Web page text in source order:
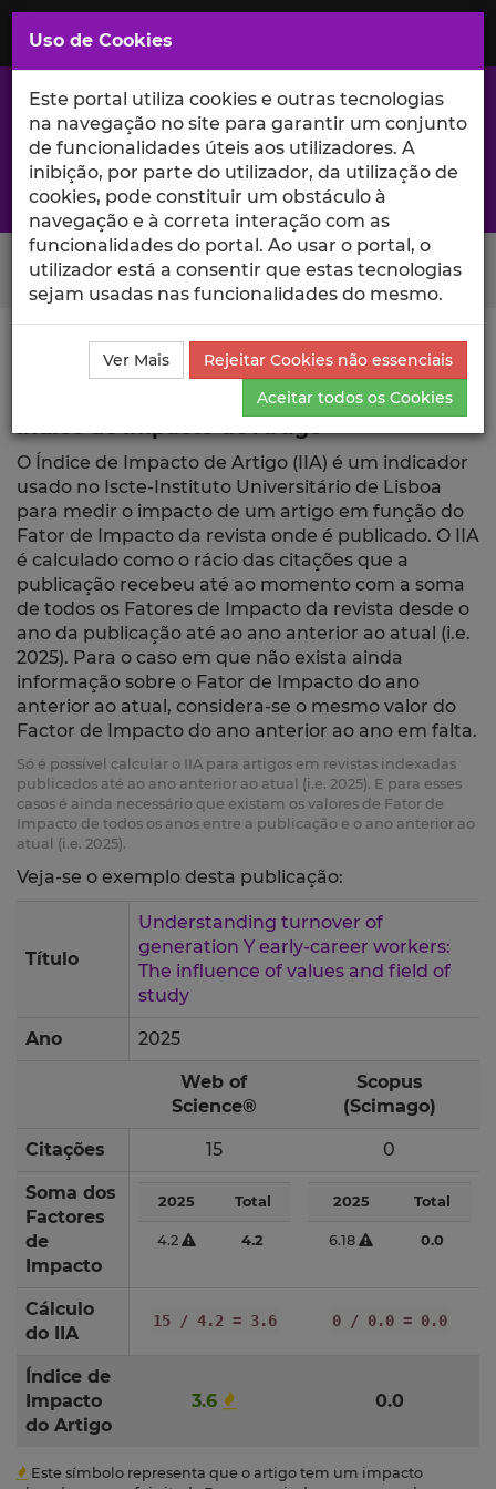
Saltar
para
Conteúdo
Principal
A excelência da investigação e ciência no Iscte
Search Button
Ciência_Iscte Publicações
Índice de Impacto de
O Índice de Impacto de Artigo (IIA) é um indicador
usado no Iscte-Instituto Universitário de Lisboa
para medir o impacto de um artigo em função do
Fator de Impacto da revista onde é publicado. O IIA
é calculado como o rácio das citações que a
publicação recebeu até ao momento com a soma
de todos os Fatores de Impacto da revista desde o
ano da publicação até ao ano anterior ao atual (i.e.
2025). Para o caso em que não exista ainda
informação sobre o Fator de Impacto do ano
anterior ao atual, considera-se o mesmo valor do
Factor de Impacto do ano anterior ao ano em falta.
Só é possível calcular o IIA para artigos em revistas indexadas
publicados até ao ano anterior ao atual (i.e. 2025). E para esses
casos é ainda necessário que existam os valores de Fator de
Impacto de todos os anos entre a publicação e o ano anterior ao
atual (i.e. 2025).
Veja-se o exemplo desta publicação:
Título
Understanding turnover of
generation Y early-career workers:
The influence of values and field of
study
Ano 2025
Web of
Science®
Scopus
(Scimago)
Citações 15 0
Soma dos
Factores
de
Impacto
2025 Total
4.2 4.2
2025 Total
6.18 0.0
Cálculo
do IIA
15 / 4.2 = 3.6 0 / 0.0 = 0.0
Índice de
Impacto
do Artigo
3.6 0.0
Este símbolo representa que o artigo tem um impacto
Uso de Cookies
Este portal utiliza cookies e outras tecnologias
na navegação no site para garantir um conjunto
de funcionalidades úteis aos utilizadores. A
inibição, por parte do utilizador, da utilização de
cookies, pode constituir um obstáculo à
navegação e à correta interação com as
funcionalidades do portal. Ao usar o portal, o
utilizador está a consentir que estas tecnologias
sejam usadas nas funcionalidades do mesmo.
Ver Mais
Rejeitar Cookies não essenciais
Aceitar todos os Cookies